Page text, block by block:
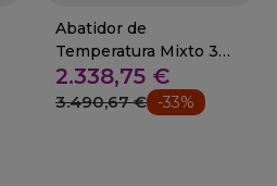
Abatidor de
Temperatura Mixto 3
GN1/1 400W 47-
CR03ECO
2.338,75 €
3.490,67 € -33%